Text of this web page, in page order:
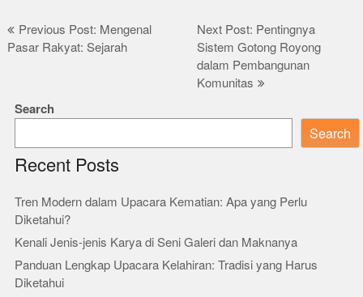
Post
navigation
Previous Post: Mengenal
Pasar Rakyat: Sejarah
Next Post: Pentingnya
Sistem Gotong Royong
dalam Pembangunan
Komunitas
Search
Search
Recent Posts
Tren Modern dalam Upacara Kematian: Apa yang Perlu
Diketahui?
Kenali Jenis-jenis Karya di Seni Galeri dan Maknanya
Panduan Lengkap Upacara Kelahiran: Tradisi yang Harus
Diketahui